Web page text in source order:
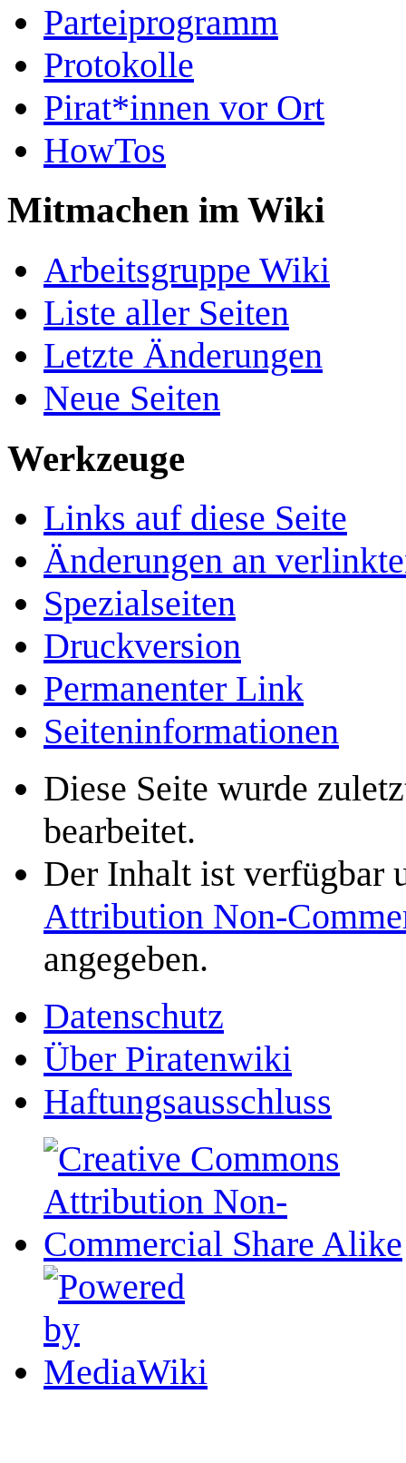
Parteiprogramm
Protokolle
Pirat*innen vor Ort
HowTos
Mitmachen im Wiki
Arbeitsgruppe Wiki
Liste aller Seiten
Letzte Änderungen
Neue Seiten
Werkzeuge
Links auf diese Seite
Änderungen an
Spezialseiten
Druckversion
Permanenter Link
Seiten­­informationen
Diese Seite wurde
bearbeitet.
Der Inhalt ist verfügbar
Attribution Non-
angegeben.
Datenschutz
Über Piratenwiki
Haftungsausschluss